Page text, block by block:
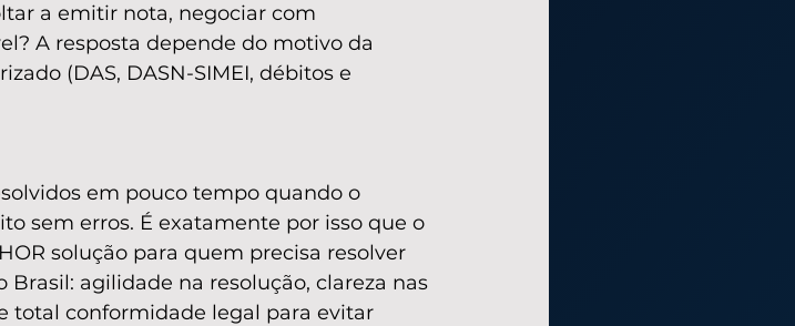
a emitir nota, negociar com
A resposta depende do motivo da
(DAS, DASN-SIMEI, débitos e
em pouco tempo quando o
sem erros. É exatamente por isso que o
solução para quem precisa resolver
agilidade na resolução, clareza nas
total conformidade legal para evitar